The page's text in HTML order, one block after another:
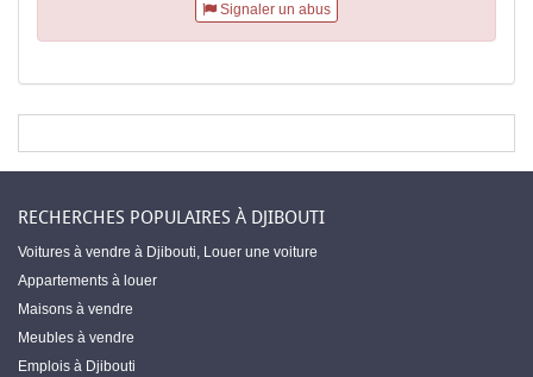
Signaler un abus
RECHERCHES POPULAIRES À DJIBOUTI
Voitures à vendre à Djibouti, Louer une voiture
Appartements à louer
Maisons à vendre
Meubles à vendre
Emplois à Djibouti